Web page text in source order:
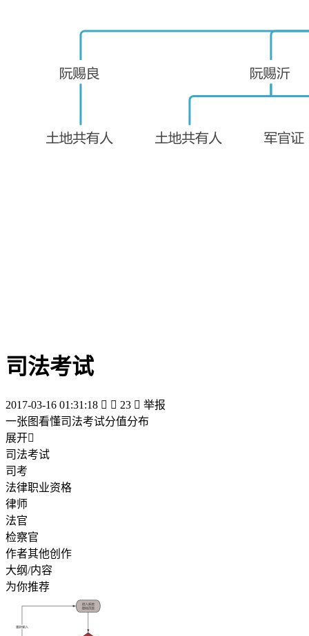
司法考试
2017-03-16 01:31:18   23  举报
一张图看懂司法考试分值分布
展开
司法考试
司考
法律职业资格
律师
法官
检察官
作者其他创作
大纲/内容
为你推荐